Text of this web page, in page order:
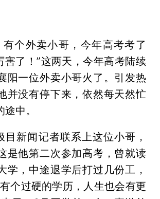
有个外卖小哥，今年高考考了
害了！”这两天，今年高考陆续
阳一位外卖小哥火了。引发热
并没有停下来，依然每天然忙
中。
目新闻记者联系上这位小哥，
是他第二次参加高考，曾就读
学，中途退学后打过几份工，
个过硬的学历，人生也会有更